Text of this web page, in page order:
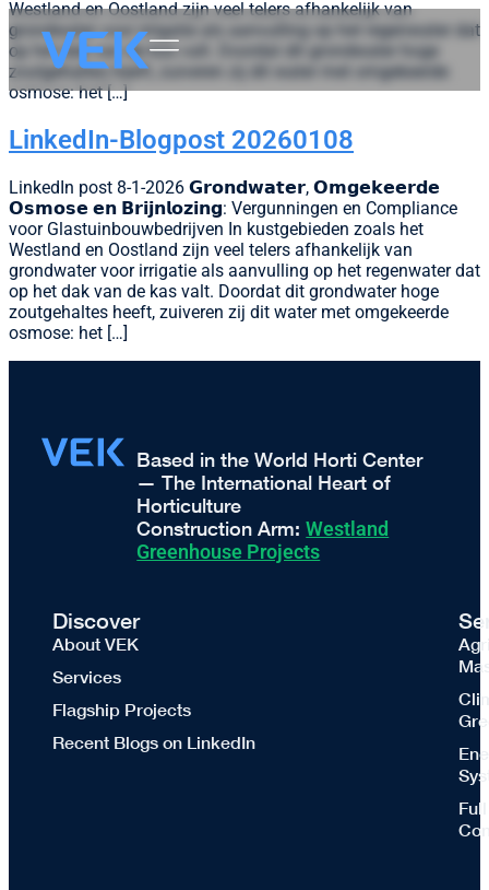
Westland en Oostland zijn veel telers afhankelijk van
grondwater voor irrigatie als aanvulling op het regenwater dat
op het dak van de kas valt. Doordat dit grondwater hoge
zoutgehaltes heeft, zuiveren zij dit water met omgekeerde
osmose: het […]
LinkedIn-Blogpost 20260108
LinkedIn post 8-1-2026 𝗚𝗿𝗼𝗻𝗱𝘄𝗮𝘁𝗲𝗿, 𝗢𝗺𝗴𝗲𝗸𝗲𝗲𝗿𝗱𝗲
𝗢𝘀𝗺𝗼𝘀𝗲 𝗲𝗻 𝗕𝗿𝗶𝗷𝗻𝗹𝗼𝘇𝗶𝗻𝗴: Vergunningen en Compliance
voor Glastuinbouwbedrijven In kustgebieden zoals het
Westland en Oostland zijn veel telers afhankelijk van
grondwater voor irrigatie als aanvulling op het regenwater dat
op het dak van de kas valt. Doordat dit grondwater hoge
zoutgehaltes heeft, zuiveren zij dit water met omgekeerde
osmose: het […]
Based in the World Horti Center
— The International Heart of
Horticulture
Construction Arm:Westland
Greenhouse Projects
Discover
About VEK
Services
Flagship Projects
Recent Blogs on LinkedIn